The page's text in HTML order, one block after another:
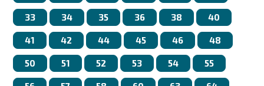
33 34 35 36 38 40
41 42 44 45 46 48
50 51 52 53 54 55